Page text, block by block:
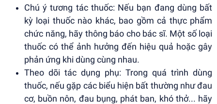
Chú ý tương tác thuốc: Nếu bạn đang dùng bất
kỳ loại thuốc nào khác, bao gồm cả thực phẩm
chức năng, hãy thông báo cho bác sĩ. Một số loại
thuốc có thể ảnh hưởng đến hiệu quả hoặc gây
phản ứng khi dùng cùng nhau.
Theo dõi tác dụng phụ: Trong quá trình dùng
thuốc, nếu gặp các biểu hiện bất thường như đau
cơ, buồn nôn, đau bụng, phát ban, khó thở... hãy